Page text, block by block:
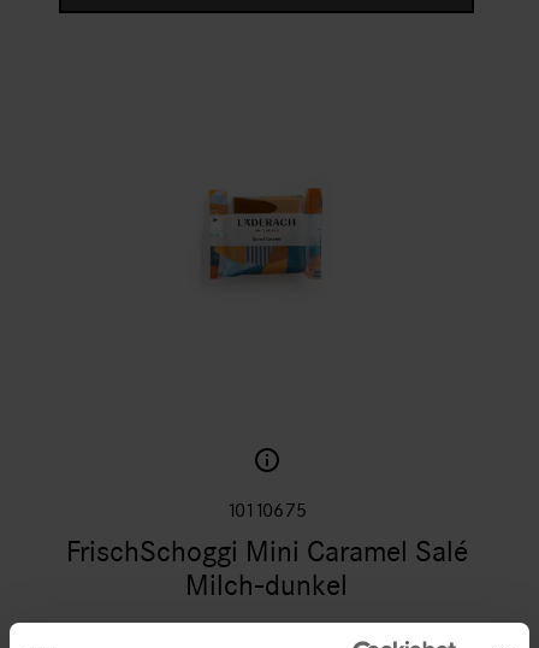
10110675
FrischSchoggi Mini Caramel Salé
Milch-dunkel